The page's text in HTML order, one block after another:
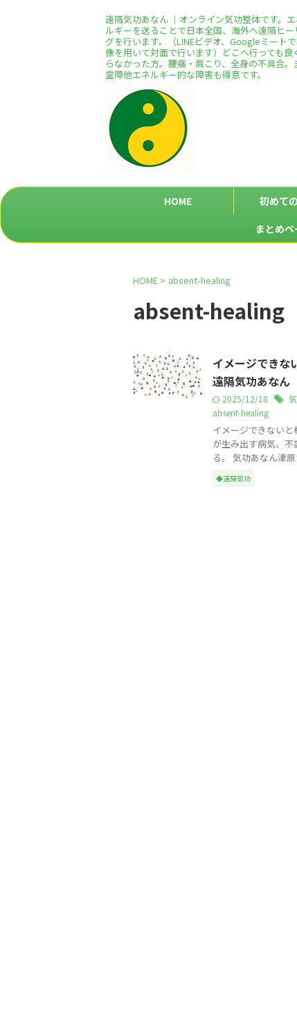
遠隔気功あなん ｜オンライン気功整体です。
ルギーを送ることで日本全国、海外へ遠隔ヒー
グを行います。（LINEビデオ、Googleミート
像を用いて対面で行います）どこへ行っても良
らなかった方。腰痛・肩こり、全身の不具合。
霊障他エネルギー的な障害も得意です。
HOME 初めて
まとめ
HOME > absent-healing
absent-healing
イメージできな
遠隔気功あなん
2025/12/18
absent-healing
イメージできない
が生み出す病気、
る。 気功あなん津
◆遠隔気功